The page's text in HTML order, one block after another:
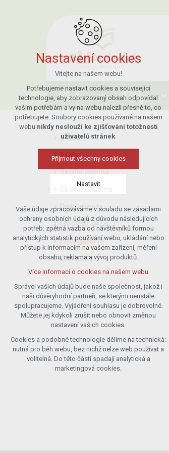
Škola Třídy
Škola
Třídy
Školní jídelna
Školní družina
Dokumenty
Měsíční akce
Fotogalerie
Kontakty
Nastavení cookies
Vítejte na našem webu!
Potřebujeme nastavit cookies a související
technologie, aby zobrazovaný obsah odpovídal
vašim potřebám a vy na webu nalezli přesně to, co
potřebujete. Soubory cookies používané na našem
webu nikdy neslouží ke zjišťování totožnosti
uživatelů stránek.
Přijmout všechny cookies
Nastavit
Technická cookies
nutná pro provozování webu
udržení kontextu stránek (session):
případná přihlášení, volby jazyka, apod.
Volitelná cookies
analytická pro anonymizované
vyhodnocení návštěvnosti
marketingová cookies (Google)
Více informací o cookies na našem webu
Přijmout všechny cookies
Odmítnout vše
Vaše údaje zpracováváme v souladu se zásadami
ochrany osobních údajů z důvodu následujících
potřeb: zpětná vazba od návštěvníků formou
analytických statistik používání webu, ukládání nebo
přístup k informacím na vašem zařízení, měření
obsahu, reklama a vývoj produktů.
Více informací o cookies na našem webu
Správci vašich údajů bude naše společnost, jakož i
naši důvěryhodní partneři, se kterými neustále
spolupracujeme. Vyjádření souhlasu je dobrovolné.
Můžete jej kdykoli zrušit nebo obnovit změnou
nastavení vašich cookies.
Cookies a podobné technologie dělíme na technická:
nutná pro běh webu, bez nichž nelze web používat a
volitelná. Do této části spadají analytická a
marketingová cookies.